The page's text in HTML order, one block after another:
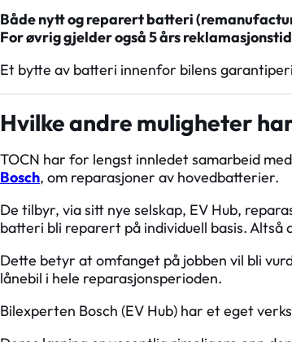
Både nytt og reparert batteri
For øvrig gjelder også 5 års
Et bytte av batteri innenfor bilens
Hvilke andre muligheter
TOCN har for lengst innledet samarbeid
Bosch, om reparasjoner av hovedbatterier.
De tilbyr, via sitt nye selskap, EV Hub,
batteri bli reparert på individuell basis.
Dette betyr at omfanget på jobben vil bli
lånebil i hele reparasjonsperioden.
Bilexperten Bosch (EV Hub) har et eget